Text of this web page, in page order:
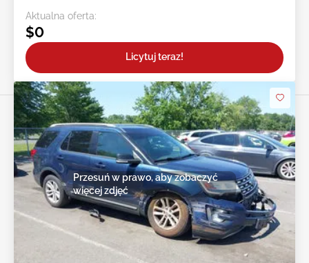
Aktualna oferta:
$0
Licytuj teraz!
Przesuń w prawo, aby zobaczyć
więcej zdjęć